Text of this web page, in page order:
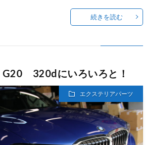
続きを読む
G20 320dにいろいろと！
エクステリアパーツ